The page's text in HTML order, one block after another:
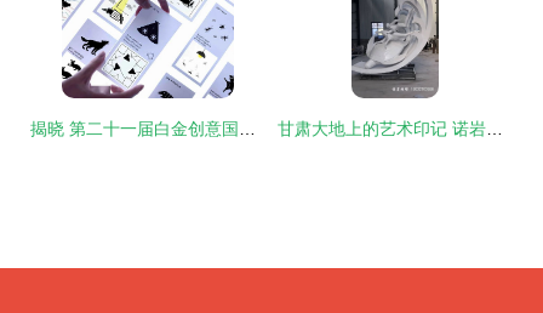
揭晓 第二十一届白金创意国际大赛获奖作品选登·综合设计与策划创意服务 甘肃大地上的艺术印记 诺岩园林雕塑的大型创意雕塑与策划服务